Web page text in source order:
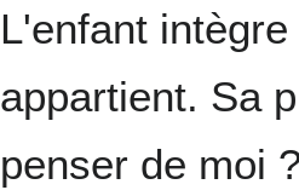
L'enfant
appartient. Sa
penser de moi